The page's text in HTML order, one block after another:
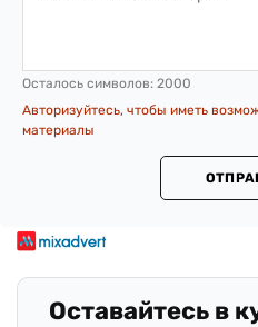
Осталось символов: 2000
Авторизуйтесь, чтобы иметь
материалы
Оставайтесь в